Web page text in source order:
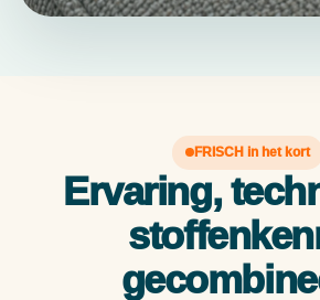
FRISCH in het kort
Ervaring,